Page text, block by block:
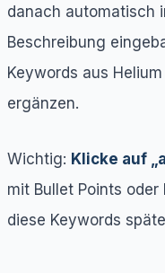
danach automatisch
Beschreibung
Keywords aus
ergänzen.
Wichtig: Klicke auf
mit Bullet Points
diese Keywords